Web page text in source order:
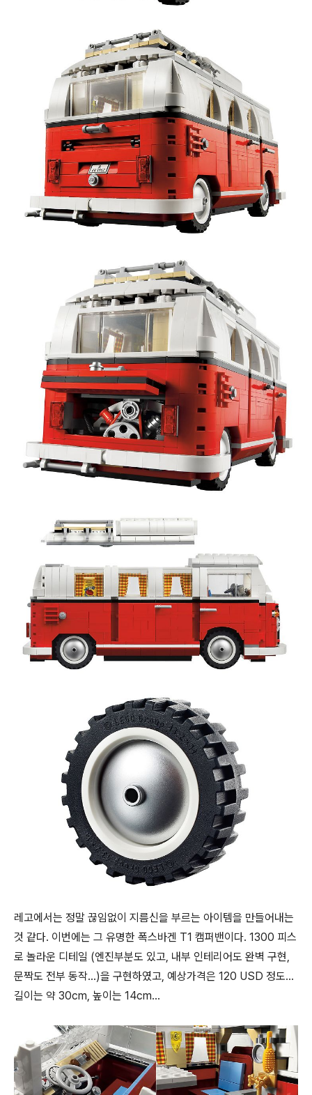
레고에서는 정말 끊임없이 지름신을 부르는 아이템을 만들어내는
것 같다. 이번에는 그 유명한 폭스바겐 T1 캠퍼밴이다. 1300 피스
로 놀라운 디테일 (엔진부분도 있고, 내부 인테리어도 완벽 구현,
문짝도 전부 동작...)을 구현하였고, 예상가격은 120 USD 정도...
길이는 약 30cm, 높이는 14cm...